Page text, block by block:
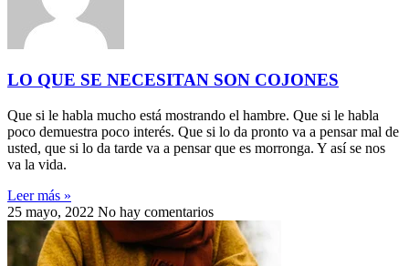
LO QUE SE NECESITAN SON COJONES
Que si le habla mucho está mostrando el hambre. Que si le habla
poco demuestra poco interés. Que si lo da pronto va a pensar mal de
usted, que si lo da tarde va a pensar que es morronga. Y así se nos
va la vida.
Leer más »
25 mayo, 2022 No hay comentarios